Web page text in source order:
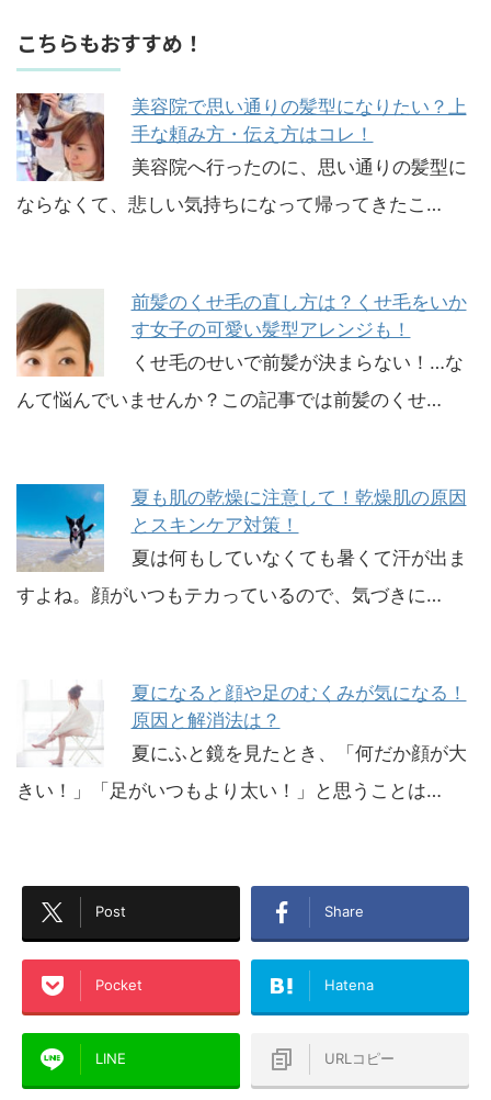
こちらもおすすめ！
美容院で思い通りの髪型になりたい？上
手な頼み方・伝え方はコレ！
美容院へ行ったのに、思い通りの髪型に
ならなくて、悲しい気持ちになって帰ってきたこ…
前髪のくせ毛の直し方は？くせ毛をいか
す女子の可愛い髪型アレンジも！
くせ毛のせいで前髪が決まらない！…な
んて悩んでいませんか？この記事では前髪のくせ…
夏も肌の乾燥に注意して！乾燥肌の原因
とスキンケア対策！
夏は何もしていなくても暑くて汗が出ま
すよね。顔がいつもテカっているので、気づきに…
夏になると顔や足のむくみが気になる！
原因と解消法は？
夏にふと鏡を見たとき、「何だか顔が大
きい！」「足がいつもより太い！」と思うことは…
Post Share
Pocket Hatena
LINE URLコピー